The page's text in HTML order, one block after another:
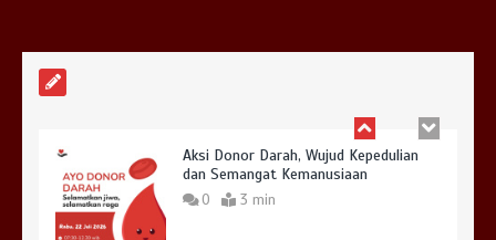
0 3 min
Aksi Donor Darah, Wujud Kepedulian
dan Semangat Kemanusiaan
0 3 min